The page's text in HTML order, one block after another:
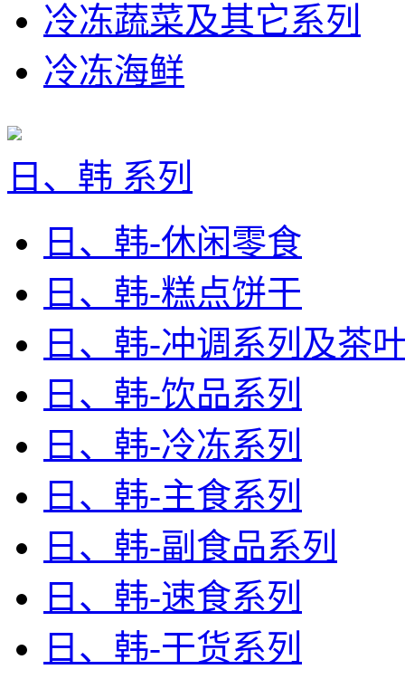
冷冻蔬菜及其它系列
冷冻海鲜
日、韩 系列
日、韩-休闲零食
日、韩-糕点饼干
日、韩-冲调系列及茶
日、韩-饮品系列
日、韩-冷冻系列
日、韩-主食系列
日、韩-副食品系列
日、韩-速食系列
日、韩-干货系列